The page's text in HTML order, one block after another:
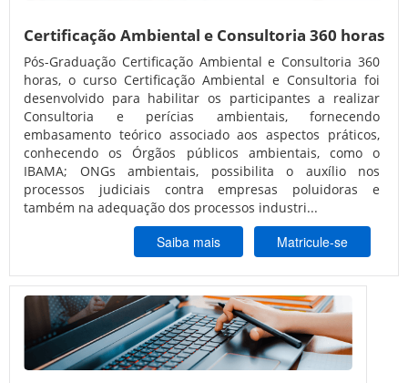
Certificação Ambiental e Consultoria 360 horas
Pós-Graduação Certificação Ambiental e Consultoria 360
horas, o curso Certificação Ambiental e Consultoria foi
desenvolvido para habilitar os participantes a realizar
Consultoria e perícias ambientais, fornecendo
embasamento teórico associado aos aspectos práticos,
conhecendo os Órgãos públicos ambientais, como o
IBAMA; ONGs ambientais, possibilita o auxílio nos
processos judiciais contra empresas poluidoras e
também na adequação dos processos industri...
Saiba mais Matricule-se